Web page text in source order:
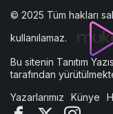
© 2025 Tüm hakları
kullanılamaz.
Bu sitenin Tanıtım
tarafından
Yazarlarımız
Künye